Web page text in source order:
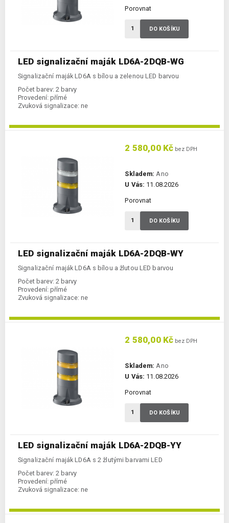
LED signalizační maják LD6A-2DQB-WG
Signalizační maják LD6A s bílou a zelenou LED barvou
Počet barev: 2 barvy
Provedení: přímé
Zvuková signalizace: ne
Porovnat
DO KOŠÍKU
LED signalizační maják LD6A-2DQB-WY
Signalizační maják LD6A s bílou a žlutou LED barvou
Počet barev: 2 barvy
Provedení: přímé
Zvuková signalizace: ne
2 580,00 Kč bez DPH
Skladem: Ano
U Vás: 11.08.2026
Porovnat
DO KOŠÍKU
LED signalizační maják LD6A-2DQB-YY
Signalizační maják LD6A s 2 žlutými barvami LED
Počet barev: 2 barvy
Provedení: přímé
Zvuková signalizace: ne
2 580,00 Kč bez DPH
Skladem: Ano
U Vás: 11.08.2026
Porovnat
DO KOŠÍKU